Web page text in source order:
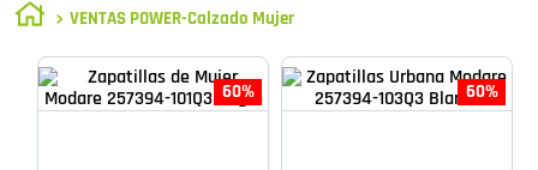
VENTAS POWER-Calzado Mujer
60% 60%